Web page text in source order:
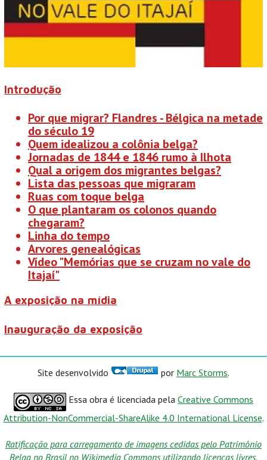
Introdução
Por que migrar? Flandres - Bélgica na metade
do século 19
Quem idealizou a colônia belga?
Jornadas de 1844 e 1846 rumo à Ilhota
Qual a origem dos migrantes belgas?
Lista das pessoas que migraram
Ruas com toque belga
O que plantaram os colonos quando
chegaram?
Linha do tempo
Arvores genealógicas
Vídeo "Memórias que se cruzam no vale do
Itajaí"
A exposição na mídia
Inauguração da exposição
Site desenvolvido por Marc Storms.
Essa obra é licenciada pela Creative Commons
Attribution-NonCommercial-ShareAlike 4.0 International License.
Ratificação para carregamento de imagens cedidas pelo Patrimônio
Belga no Brasil no Wikimedia Commons utilizando licenças livres.